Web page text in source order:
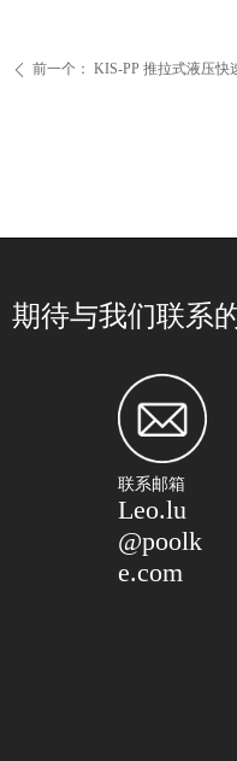
ꄴ 前一个： KIS-PP 推拉式液压快
期待与我们联系
联系邮箱
Leo.lu
@poolk
e.com